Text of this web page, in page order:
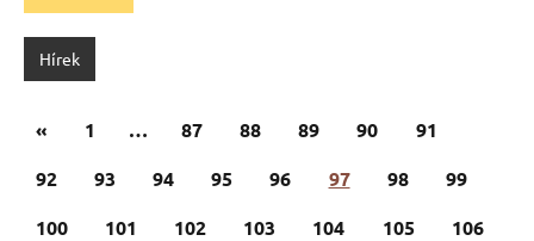
Hírek
Bejegyzések
lapozása
«Előző
1 … 87 88 89 90
91
92
93 94 95 96 97 98
99
100
101 102 103 104 105
106